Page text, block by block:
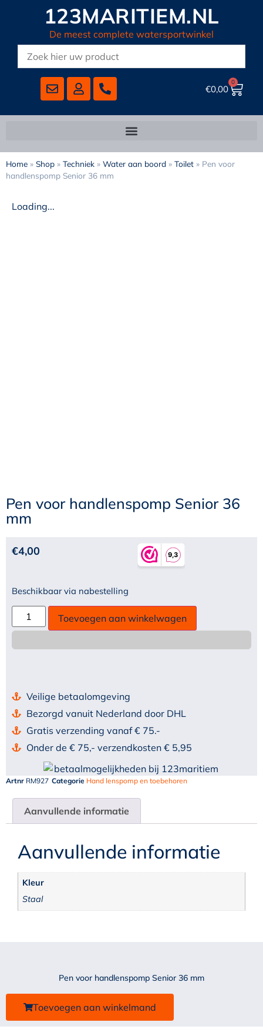
123MARITIEM.NL
De meest complete watersportwinkel
€0,00
0
Home » Shop » Techniek » Water aan boord » Toilet » Pen voor
handlenspomp Senior 36 mm
Loading...
Pen voor handlenspomp Senior 36
mm
€4,00
Beschikbaar via nabestelling
Toevoegen aan winkelwagen
Veilige betaalomgeving
Bezorgd vanuit Nederland door DHL
Gratis verzending vanaf € 75.-
Onder de € 75,- verzendkosten € 5,95
Artnr RM927 Categorie Hand lenspomp en toebehoren
Aanvullende informatie
Aanvullende informatie
Kleur
Staal
Pen voor handlenspomp Senior 36 mm
Toevoegen aan winkelmand